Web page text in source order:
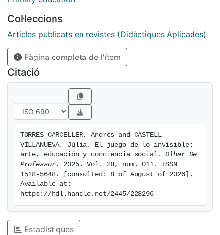
enfoque considera el arte como un mediador cultural
que facilita un diálogo más profundo y significativo.
Cada curso se propone un concepto que sirve de
detonante, para que cada equipo, normalmente
integrado por dos centros educativos, desarrolle un
proyecto de manera colaborativa, compartiendo
progresos y experiencias. El proyecto culmina con una
exposición que actúa como un espacio para el
intercambio y reflexión global que acerca la mirada de
Col·leccions
Articles publicats en revistes (Didàctiques Aplicades)
Pàgina completa de l'ítem
Citació
TORRES CARCELLER, Andrés and CASTELL
VILLANUEVA, Júlia. El juego de lo invisible:
arte, educación y conciencia social. Olhar De
Professor . 2025. Vol. 28, num. 011. ISSN
1518-5648. [consulted: 8 of August of 2026].
Available at:
https://hdl.handle.net/2445/228296
Estadístiques